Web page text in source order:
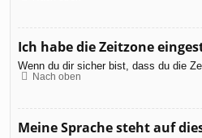
Ich habe die Zeitzone
Wenn du dir sicher bist, dass du die
Nach oben
Meine Sprache steht auf